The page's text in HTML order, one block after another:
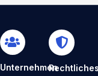
Unternehmen